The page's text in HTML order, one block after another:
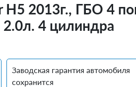
2013г., ГБО 4
2.0л. 4 цилиндра
Заводская гарантия автомобиля
сохранится